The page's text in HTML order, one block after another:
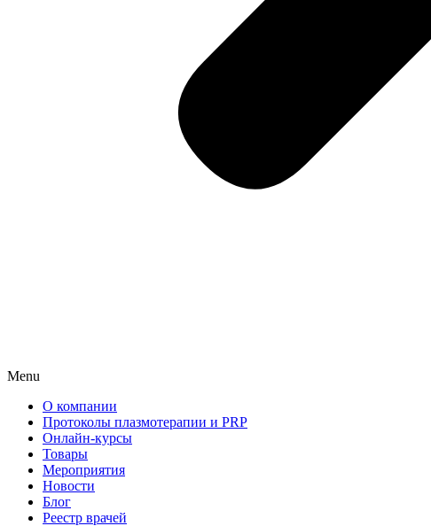
Menu
О компании
Протоколы плазмотерапии и PRP
Онлайн-курсы
Товары
Мероприятия
Новости
Блог
Реестр врачей